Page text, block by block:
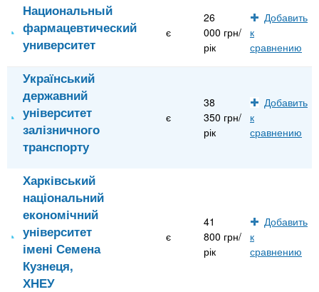
Национальный
фармацевтический
университет
є
26
000 грн/
рік
Добавить
к
сравнению
Український
державний
університет
залізничного
транспорту
є
38
350 грн/
рік
Добавить
к
сравнению
Харківський
національний
економічний
університет
імені Семена
Кузнеця,
ХНЕУ
є
41
800 грн/
рік
Добавить
к
сравнению